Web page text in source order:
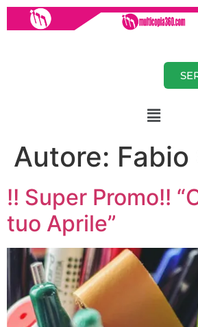
Autore:
!! Super Promo!!
tuo Aprile”